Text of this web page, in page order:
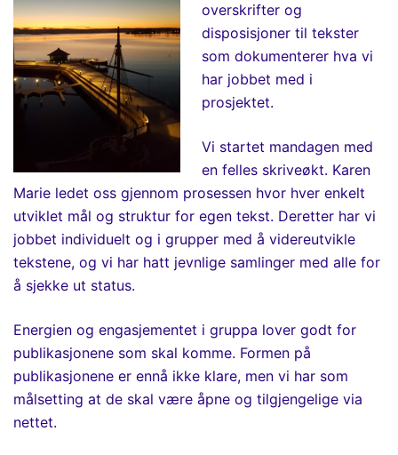
overskrifter og
disposisjoner til tekster
som dokumenterer hva vi
har jobbet med i
prosjektet.
Vi startet mandagen med
en felles skriveøkt. Karen
Marie ledet oss gjennom prosessen hvor hver enkelt
utviklet mål og struktur for egen tekst. Deretter har vi
jobbet individuelt og i grupper med å videreutvikle
tekstene, og vi har hatt jevnlige samlinger med alle for
å sjekke ut status.
Energien og engasjementet i gruppa lover godt for
publikasjonene som skal komme. Formen på
publikasjonene er ennå ikke klare, men vi har som
målsetting at de skal være åpne og tilgjengelige via
nettet.